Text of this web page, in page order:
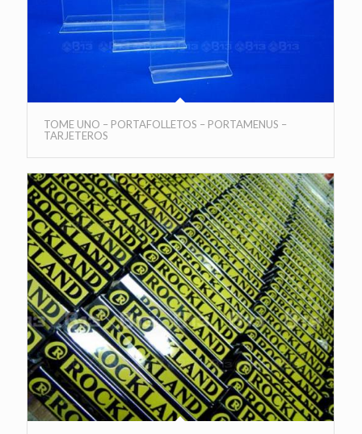
TOME UNO – PORTAFOLLETOS – PORTAMENUS –
TARJETEROS